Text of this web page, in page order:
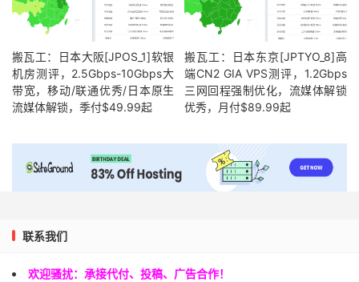
搬瓦工：日本大阪[JPOS_1]软银
机房测评，2.5Gbps-10Gbps大
带宽，移动/联通优秀/日本原生
流媒体解锁，季付$49.99起
搬瓦工：日本东京[JPTYO_8]高
端CN2 GIA VPS测评，1.2Gbps
三网回程强制优化，流媒体解锁
优秀，月付$89.99起
联系我们
欢迎骚扰：承接代付、投稿、广告合作！